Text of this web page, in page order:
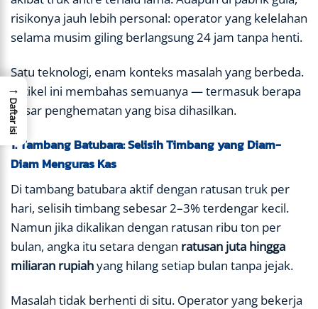
risikonya jauh lebih personal: operator yang kelelahan
selama musim giling berlangsung 24 jam tanpa henti.
Satu teknologi, enam konteks masalah yang berbeda.
Artikel ini membahas semuanya — termasuk berapa
besar penghematan yang bisa dihasilkan.
1. Tambang Batubara: Selisih Timbang yang Diam-
Diam Menguras Kas
Di tambang batubara aktif dengan ratusan truk per
hari, selisih timbang sebesar 2–3% terdengar kecil.
Namun jika dikalikan dengan ratusan ribu ton per
bulan, angka itu setara dengan ratusan juta hingga
miliaran rupiahyang hilang setiap bulan tanpa jejak.
Masalah tidak berhenti di situ. Operator yang bekerja
→
Daftar isi